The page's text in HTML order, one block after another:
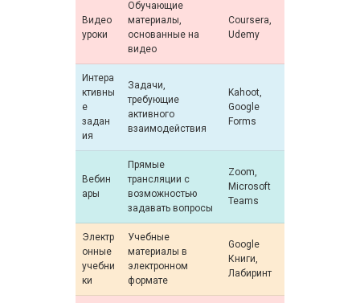
Видео
уроки
Обучающие
материалы,
основанные на
видео
Coursera,
Udemy
Интера
ктивны
е
задан
ия
Задачи,
требующие
активного
взаимодействия
Kahoot,
Google
Forms
Вебин
ары
Прямые
трансляции с
возможностью
задавать вопросы
Zoom,
Microsoft
Teams
Электр
онные
учебни
ки
Учебные
материалы в
электронном
формате
Google
Книги,
Лабиринт